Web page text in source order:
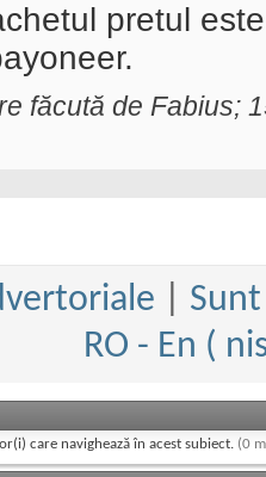
pretul
făcută de Fabius;
RO - En (
care navighează în acest subiect. (0